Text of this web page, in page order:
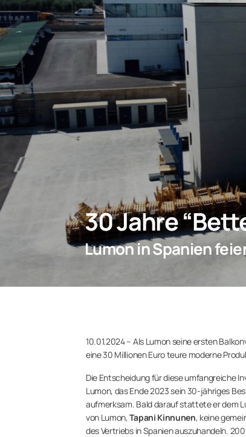
30 Jahre
Lumon in Spanien
10.01.2024 – Als Lumon seine ersten
eine 30 Millionen Euro teure moderne
Die Entscheidung für diese umfangreiche
Lumon, das Ende 2023 sein 30-jähriges
aufmerksam. Bald darauf stattete er dem
von Lumon,Tapani Kinnunen, keine
des Vertriebs in Spanien auszuhandeln.